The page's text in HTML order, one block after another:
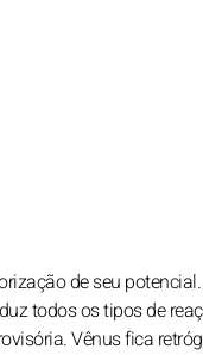
de seu
todos os tipos de
Vênus fica